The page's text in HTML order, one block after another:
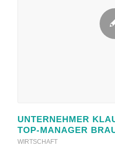
UNTERNEHMER
TOP-MANAGER
WIRTSCHAFT